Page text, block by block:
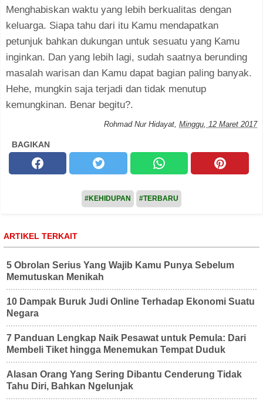
Menghabiskan waktu yang lebih berkualitas dengan
keluarga. Siapa tahu dari itu Kamu mendapatkan
petunjuk bahkan dukungan untuk sesuatu yang Kamu
inginkan. Dan yang lebih lagi, sudah saatnya berunding
masalah warisan dan Kamu dapat bagian paling banyak.
Hehe, mungkin saja terjadi dan tidak menutup
kemungkinan. Benar begitu?.
Rohmad Nur Hidayat, Minggu, 12 Maret 2017
BAGIKAN
#KEHIDUPAN #TERBARU
ARTIKEL TERKAIT
5 Obrolan Serius Yang Wajib Kamu Punya Sebelum
Memutuskan Menikah
10 Dampak Buruk Judi Online Terhadap Ekonomi Suatu
Negara
7 Panduan Lengkap Naik Pesawat untuk Pemula: Dari
Membeli Tiket hingga Menemukan Tempat Duduk
Alasan Orang Yang Sering Dibantu Cenderung Tidak
Tahu Diri, Bahkan Ngelunjak